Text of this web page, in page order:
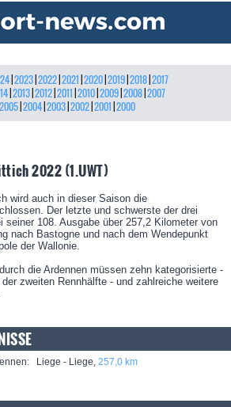
| 2023| 2022| 2021 2020| 2019| 2018| 2017
| 2013| 2012| 2011 2010| 2009| 2008| 2007
2005 2004 2003 2002 2001 2000
2022 (1.UWT)
wird auch in dieser Saison die
Der letzte und schwerste der drei
seiner 108. Ausgabe über 257,2 Kilometer von
nach Bastogne und nach dem Wendepunkt
der Wallonie.
die Ardennen müssen zehn kategorisierte -
zweiten Rennhälfte - und zahlreiche weitere
Liege - Liege, 257,0 km